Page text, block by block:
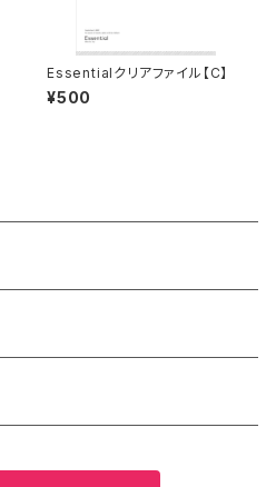
Essentialクリアファイル【C】
¥500